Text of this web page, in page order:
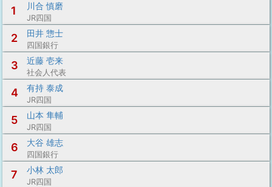
1
川合 慎磨
JR四国
2 田井 惣士
四国銀行
3 近藤 壱来
社会人代表
4 有持 泰成
JR四国
5 山本 隼輔
JR四国
6 大谷 雄志
四国銀行
7 小林 太郎
JR四国